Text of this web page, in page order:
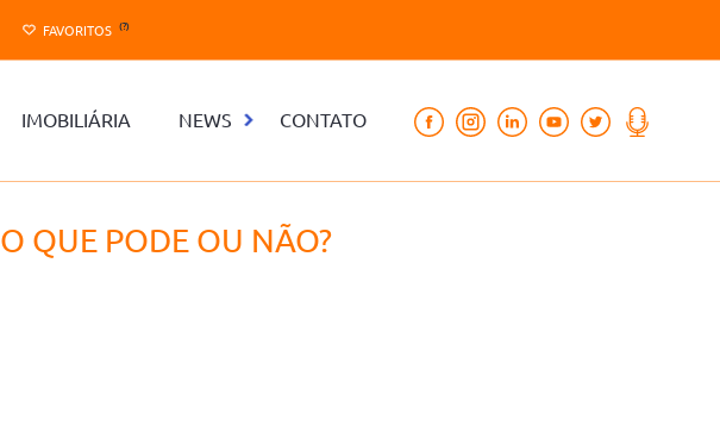
FAVORITOS (?)
IMOBILIÁRIA NEWS CONTATO
QUE PODE OU NÃO?